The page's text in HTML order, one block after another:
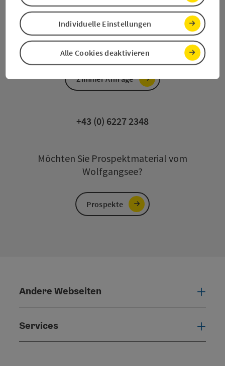
Suchen Sie nach unverbindlichen Zimmer
Angeboten?
Zimmer Anfrage
+43 (0) 6227 2348
Möchten Sie Prospektmaterial vom
Wolfgangsee?
Prospekte
Andere Webseiten
Services
Alle Cookies deaktivieren
Individuelle Einstellungen